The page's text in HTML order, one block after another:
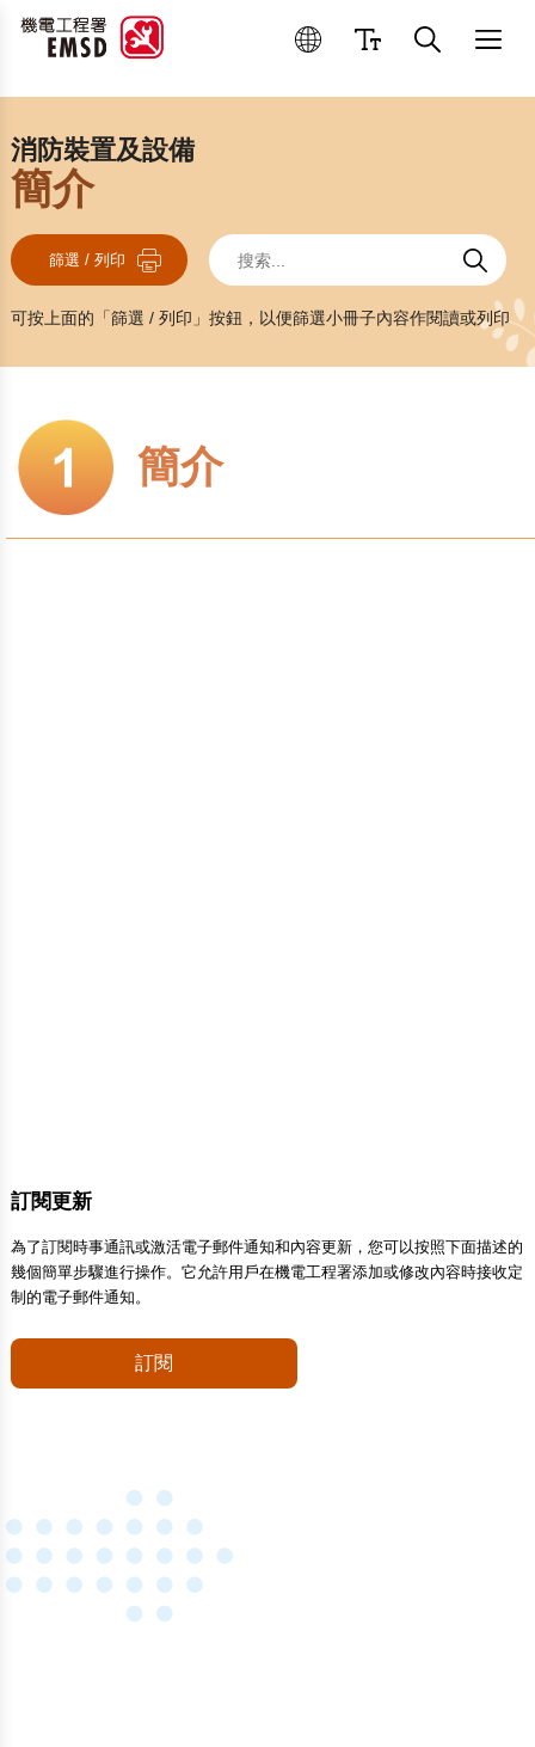
消防裝置及設備
簡介
篩選 / 列印
搜索
搜索
搜索
可按上面的「篩選 / 列印」按鈕，以便篩選小冊子內容作閱讀或列印
簡介
訂閱更新
為了訂閱時事通訊或激活電子郵件通知和內容更新，您可以按照下面描述的
幾個簡單步驟進行操作。它允許用戶在機電工程署添加或修改內容時接收定
制的電子郵件通知。
訂閱